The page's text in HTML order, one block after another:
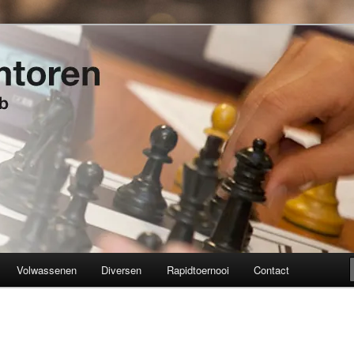
Volwassenen Diversen Rapidtoernooi Contact